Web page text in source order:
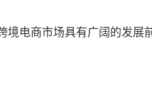
电商市场具有广阔的发展